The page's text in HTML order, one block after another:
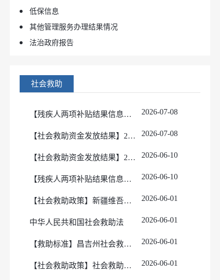
低保信息
其他管理服务办理结果情况
法治政府报告
社会救助
【残疾人两项补贴结果信息公示】7月残疾人两项补贴资金发放情况公告 2026-07-08
【社会救助资金发放结果】2026年7月社会救助资金发放情况公告 2026-07-08
【社会救助资金发放结果】2026年6月社会救助资金发放情况公告 2026-06-10
【残疾人两项补贴结果信息公示】6月残疾人两项补贴资金发放情况公告 2026-06-10
【社会救助政策】新疆维吾尔自治区社会救助家庭经济状况信息核对实施细则（试行） 2026-06-01
中华人民共和国社会救助法 2026-06-01
【救助标准】昌吉州社会救助标准 2026-06-01
【社会救助政策】社会救助暂行办法 2026-06-01